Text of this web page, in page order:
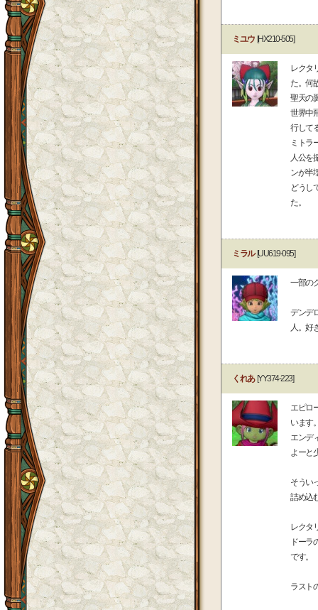
ミユウ[HX210-505]
レクタ
た。何
聖天の
世界中
行して
ミトラ
人公を
ンが半
どうし
た。
ミラル[UU619-095]
一部の
デンデ
人。好
くれあ[YY374-223]
エピロ
います
エンデ
よーと
そうい
詰め込
レクタ
ドーラ
です。
ラスト